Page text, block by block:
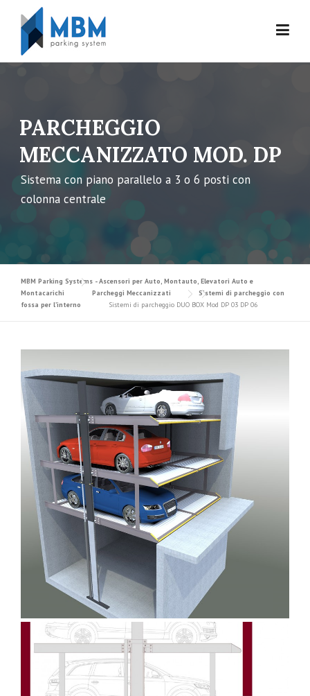
Skip to content
PARCHEGGIO
MECCANIZZATO MOD. DP
Sistema con piano parallelo a 3 o 6 posti con
colonna centrale
MBM Parking Systems - Ascensori per Auto, Montauto, Elevatori Auto e
Montacarichi
Parcheggi Meccanizzati
Sistemi di parcheggio con
fossa per l’interno
Sistemi di parcheggio DUO BOX Mod DP 03 DP 06